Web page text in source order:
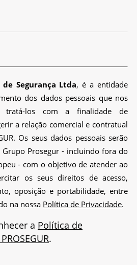
Segurança Ltda, é a entidade
dos dados pessoais que nos
tratá-los com a finalidade de
a relação comercial e contratual
Os seus dados pessoais serão
Grupo Prosegur - incluindo fora do
- com o objetivo de atender ao
os seus direitos de acesso,
oposição e portabilidade, entre
na nossa Política de Privacidade.
a Política de
.